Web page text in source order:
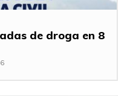
de droga en 8